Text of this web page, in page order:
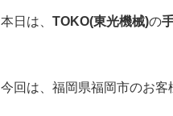
本日は、 TOKO(東光機械)の
今回は、福岡県福岡市のお